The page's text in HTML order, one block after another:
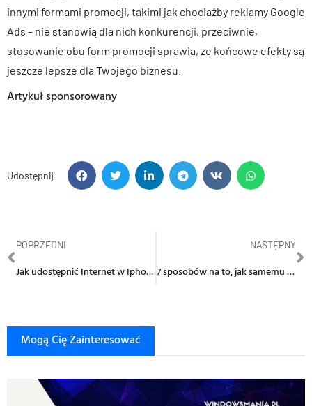
innymi formami promocji, takimi jak chociażby reklamy Google
Ads – nie stanowią dla nich konkurencji, przeciwnie,
stosowanie obu form promocji sprawia, ze końcowe efekty są
jeszcze lepsze dla Twojego biznesu.
Artykuł sponsorowany
Udostępnij
POPRZEDNI
Jak udostępnić Internet w Iphone?
NASTĘPNY
7 sposobów na to, jak samemu pozycjonować stronę internetową
Mogą Cię Zainteresować